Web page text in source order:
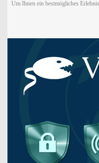
Um Ihnen ein bestmögliches